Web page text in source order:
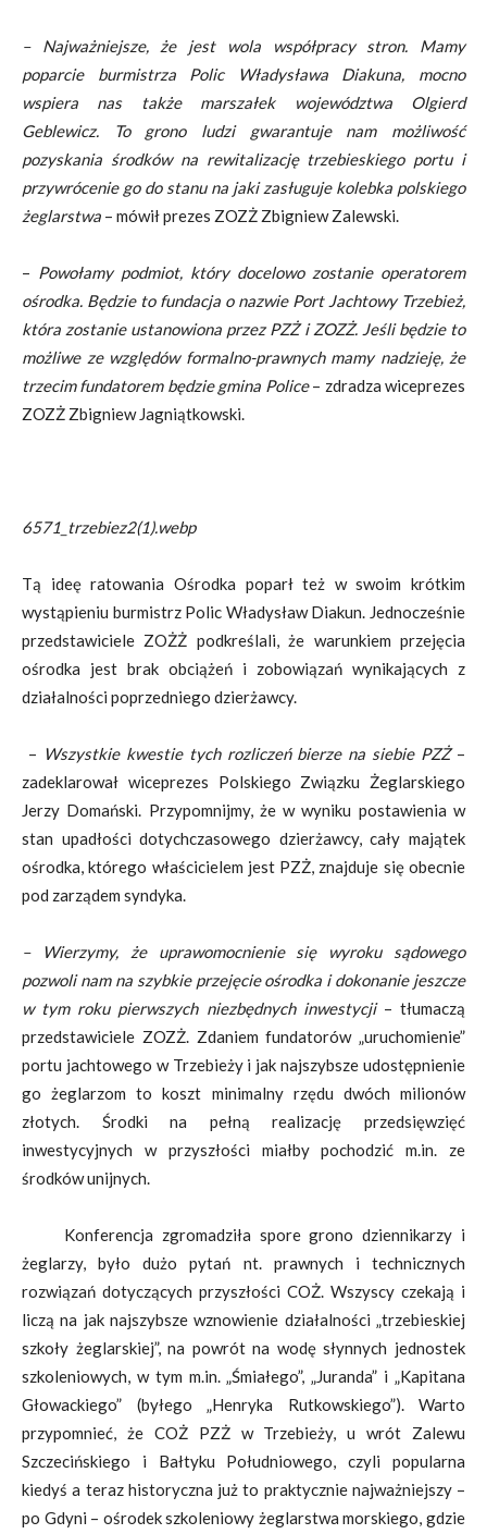
– Najważniejsze, że jest wola współpracy stron. Mamy
poparcie burmistrza Polic Władysława Diakuna, mocno
wspiera nas także marszałek województwa Olgierd
Geblewicz. To grono ludzi gwarantuje nam możliwość
pozyskania środków na rewitalizację trzebieskiego portu i
przywrócenie go do stanu na jaki zasługuje kolebka polskiego
żeglarstwa – mówił prezes ZOZŻ Zbigniew Zalewski.
– Powołamy podmiot, który docelowo zostanie operatorem
ośrodka. Będzie to fundacja o nazwie Port Jachtowy Trzebież,
która zostanie ustanowiona przez PZŻ i ZOZŻ. Jeśli będzie to
możliwe ze względów formalno-prawnych mamy nadzieję, że
trzecim fundatorem będzie gmina Police– zdradza wiceprezes
ZOZŻ Zbigniew Jagniątkowski.
6571_trzebiez2(1).webp
Tą ideę ratowania Ośrodka poparł też w swoim krótkim
wystąpieniu burmistrz Polic Władysław Diakun. Jednocześnie
przedstawiciele ZOŻŻ podkreślali, że warunkiem przejęcia
ośrodka jest brak obciążeń i zobowiązań wynikających z
działalności poprzedniego dzierżawcy.
– Wszystkie kwestie tych rozliczeń bierze na siebie PZŻ–
zadeklarował wiceprezes Polskiego Związku Żeglarskiego
Jerzy Domański. Przypomnijmy, że w wyniku postawienia w
stan upadłości dotychczasowego dzierżawcy, cały majątek
ośrodka, którego właścicielem jest PZŻ, znajduje się obecnie
pod zarządem syndyka.
– Wierzymy, że uprawomocnienie się wyroku sądowego
pozwoli nam na szybkie przejęcie ośrodka i dokonanie jeszcze
w tym roku pierwszych niezbędnych inwestycji– tłumaczą
przedstawiciele ZOZŻ. Zdaniem fundatorów „uruchomienie”
portu jachtowego w Trzebieży i jak najszybsze udostępnienie
go żeglarzom to koszt minimalny rzędu dwóch milionów
złotych. Środki na pełną realizację przedsięwzięć
inwestycyjnych w przyszłości miałby pochodzić m.in. ze
środków unijnych.
Konferencja zgromadziła spore grono dziennikarzy i
żeglarzy, było dużo pytań nt. prawnych i technicznych
rozwiązań dotyczących przyszłości COŻ. Wszyscy czekają i
liczą na jak najszybsze wznowienie działalności „trzebieskiej
szkoły żeglarskiej”, na powrót na wodę słynnych jednostek
szkoleniowych, w tym m.in. „Śmiałego”, „Juranda” i „Kapitana
Głowackiego” (byłego „Henryka Rutkowskiego”). Warto
przypomnieć, że COŻ PZŻ w Trzebieży, u wrót Zalewu
Szczecińskiego i Bałtyku Południowego, czyli popularna
kiedyś a teraz historyczna już to praktycznie najważniejszy –
po Gdyni – ośrodek szkoleniowy żeglarstwa morskiego, gdzie